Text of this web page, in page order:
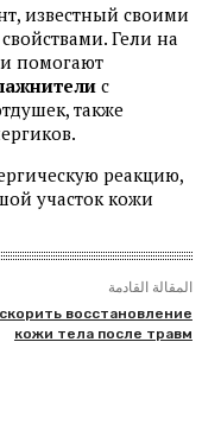
известный своими
Гели на
помогают
с
также
реакцию,
участок кожи
المقالة القادمة
восстановление
кожи тела после травм